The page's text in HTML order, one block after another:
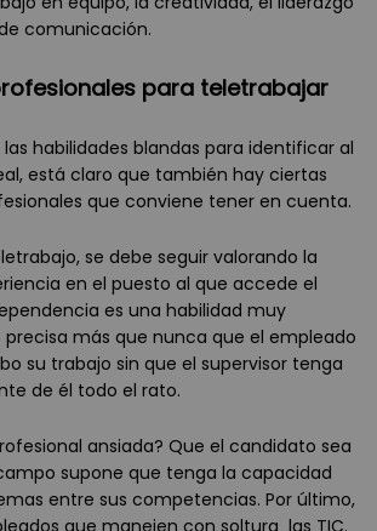
comunicación.
para teletrabajar
habilidades blandas para identificar al
está claro que también hay ciertas
que conviene tener en cuenta.
se debe seguir valorando la
en el puesto al que accede el
es una habilidad muy
precisa más que nunca que el empleado
su trabajo sin que el supervisor tenga
de él todo el rato.
ansiada? Que el candidato sea
supone que tenga la capacidad
entre sus competencias. Por último,